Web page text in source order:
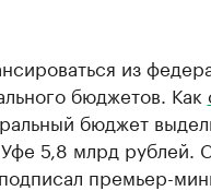
из
бюджетов. Как
бюджет
5,8 млрд рублей.
премьер-